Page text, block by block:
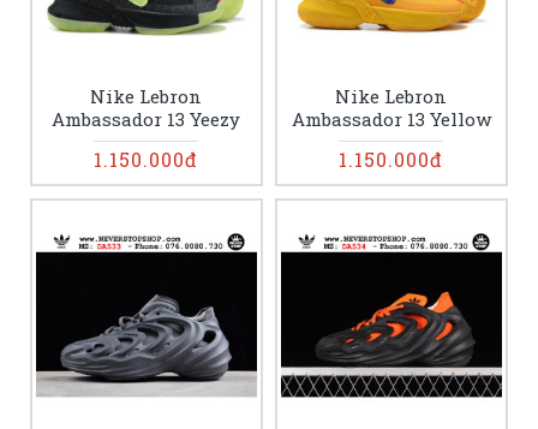
Nike Lebron
Ambassador 13 Yeezy
1.150.000đ
Nike Lebron
Ambassador 13 Yellow
1.150.000đ